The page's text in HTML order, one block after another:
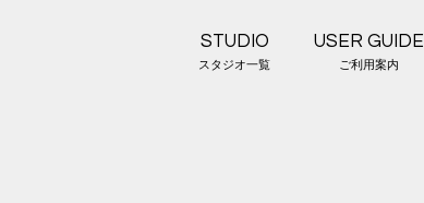
STUDIO
スタジオ一覧
USER GUIDE
ご利用案内